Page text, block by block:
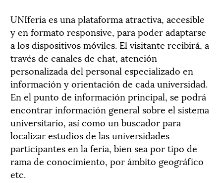
UNIferia es una plataforma atractiva, accesible
y en formato responsive, para poder adaptarse
a los dispositivos móviles. El visitante recibirá, a
través de canales de chat, atención
personalizada del personal especializado en
información y orientación de cada universidad.
En el punto de información principal, se podrá
encontrar información general sobre el sistema
universitario, así como un buscador para
localizar estudios de las universidades
participantes en la feria, bien sea por tipo de
rama de conocimiento, por ámbito geográfico
etc.